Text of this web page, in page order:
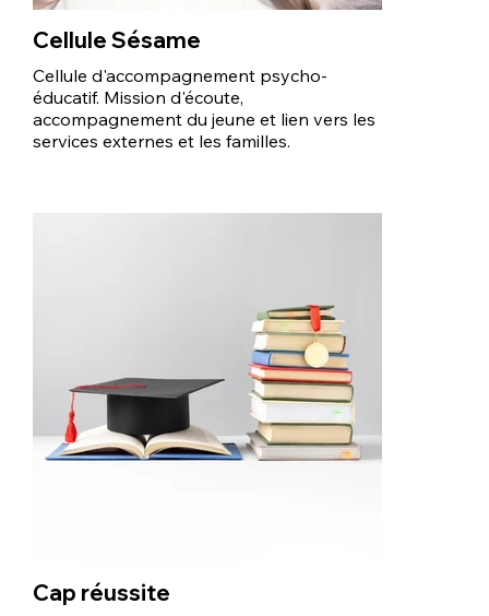
Cellule Sésame
Cellule d'accompagnement psycho-
éducatif. Mission d'écoute,
accompagnement du jeune et lien vers les
services externes et les familles.
Cap réussite